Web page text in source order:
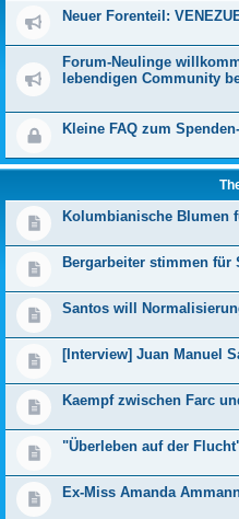
Neuer Forenteil:
Forum-Neulinge
lebendigen Community
Kleine FAQ zum
Kolumbianische Blumen
Bergarbeiter stimmen für
Santos will
[Interview] Juan Manuel
Kaempf zwischen Farc
"Überleben auf der
Ex-Miss Amanda